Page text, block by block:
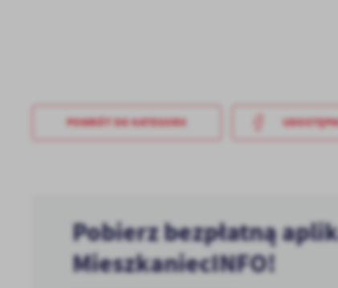
POWRÓTDO KATEGORII
Pobierz bezpłatną
MieszkaniecINFO!